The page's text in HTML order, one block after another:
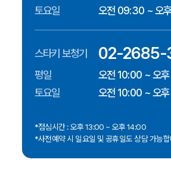
토요일
오전 09:30 ~ 오
스타키 보청기 02-2685-
평일
오전 10:00 ~ 오
토요일
오전 10:00 ~ 오
*점심시간 : 오후 13:00 ~ 오후 14:00
*사전예약 시 일요일 및 공휴일도 상담 가능